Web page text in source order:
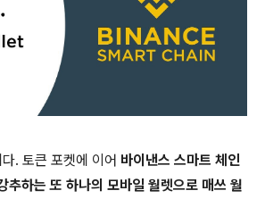
. 토큰 포켓에 이어 바이낸스 스마트 체인
하는 또 하나의 모바일 월렛으로 매쓰 월